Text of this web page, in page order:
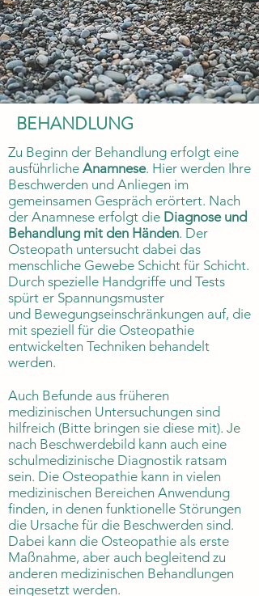
BEHANDLUNG
Zu Beginn der Behandlung erfolgt eine
ausführliche Anamnese. Hier werden Ihre
Beschwerden und Anliegen im
gemeinsamen Gespräch erörtert. Nach
der Anamnese erfolgt die Diagnose und
Behandlung mit den Händen. Der
Osteopath untersucht dabei das
menschliche Gewebe Schicht für Schicht.
Durch spezielle Handgriffe und Tests
spürt er Spannungsmuster
und Bewegungseinschränkungen auf, die
mit speziell für die Osteopathie
entwickelten Techniken behandelt
werden.
Auch Befunde aus früheren
medizinischen Untersuchungen sind
hilfreich (Bitte bringen sie diese mit). Je
nach Beschwerdebild kann auch eine
schulmedizinische Diagnostik ratsam
sein. Die Osteopathie kann in vielen
medizinischen Bereichen Anwendung
finden, in denen funktionelle Störungen
die Ursache für die Beschwerden sind.
Dabei kann die Osteopathie als erste
Maßnahme, aber auch begleitend zu
anderen medizinischen Behandlungen
eingesetzt werden.